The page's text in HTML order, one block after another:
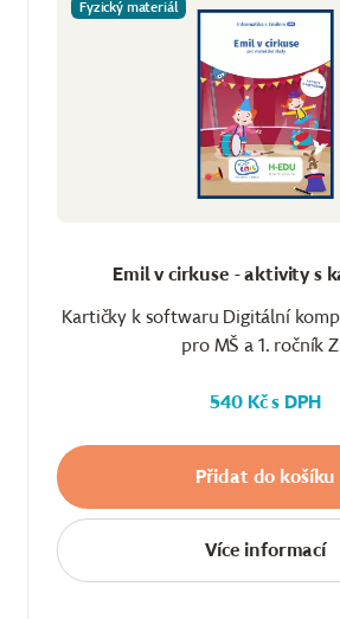
Fyzický materiál
Emil v cirkuse - aktivity s
Kartičky k softwaru Digitální
pro MŠ a 1. ročník
540 Kč s DPH
Přidat do košíku
Více informací